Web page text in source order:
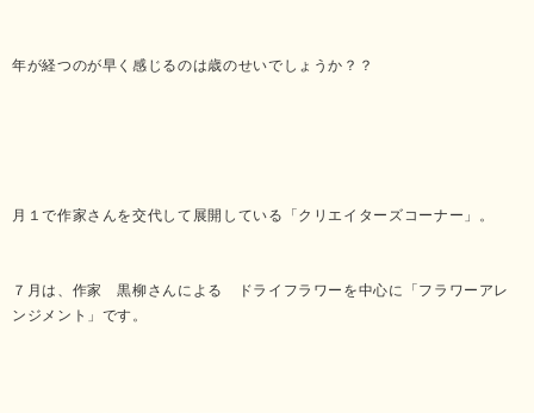
年が経つのが早く感じるのは歳のせいでしょうか？？
月１で作家さんを交代して展開している「クリエイターズコーナー」。
７月は、作家 黒柳さんによる ドライフラワーを中心に「フラワーアレ
ンジメント」です。